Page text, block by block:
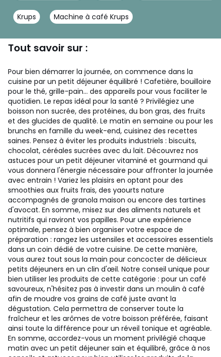
Krups Machine à café Krups
Tout savoir sur :
Pour bien démarrer la journée, on commence dans la
cuisine par un petit déjeuner équilibré ! Cafetière, bouilloire
pour le thé, grille-pain... des appareils pour vous faciliter le
quotidien. Le repas idéal pour la santé ? Privilégiez une
boisson non sucrée, des protéines, du bon gras, des fruits
et des glucides de qualité. Le matin en semaine ou pour les
brunchs en famille du week-end, cuisinez des recettes
saines. Pensez à éviter les produits industriels : biscuits,
chocolat, céréales sucrées avec du lait. Découvrez nos
astuces pour un petit déjeuner vitaminé et gourmand qui
vous donnera l'énergie nécessaire pour affronter la journée
avec entrain ! Variez les plaisirs en optant pour des
smoothies aux fruits frais, des yaourts nature
accompagnés de granola maison ou encore des tartines
d'avocat. En somme, misez sur des aliments naturels et
nutritifs qui raviront vos papilles. Pour une expérience
optimale, pensez à bien organiser votre espace de
préparation : rangez les ustensiles et accessoires essentiels
dans un coin dédié de votre cuisine. De cette manière,
vous aurez tout sous la main pour concocter de délicieux
petits déjeuners en un clin d'œil. Notre conseil unique pour
bien utiliser les produits de cette catégorie : pour un café
savoureux, n'hésitez pas à investir dans un moulin à café
afin de moudre vos grains de café juste avant la
dégustation. Cela permettra de conserver toute la
fraîcheur et les arômes de votre boisson préférée, faisant
ainsi toute la différence pour un réveil tonique et agréable.
En somme, accordez-vous un moment privilégié chaque
matin avec un petit déjeuner sain et équilibré, grâce à nos